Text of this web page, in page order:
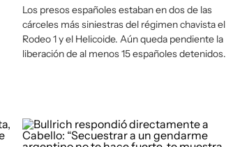
Los presos españoles estaban en dos de las
cárceles más siniestras del régimen chavista el
Rodeo 1 y el Helicoide. Aún queda pendiente la
liberación de al menos 15 españoles detenidos.